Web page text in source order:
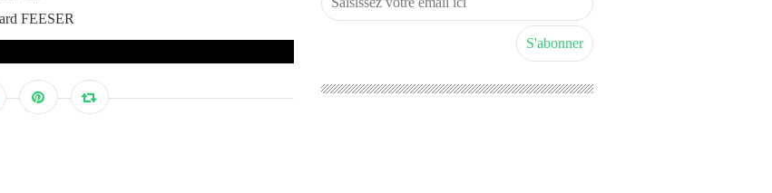
FEESER